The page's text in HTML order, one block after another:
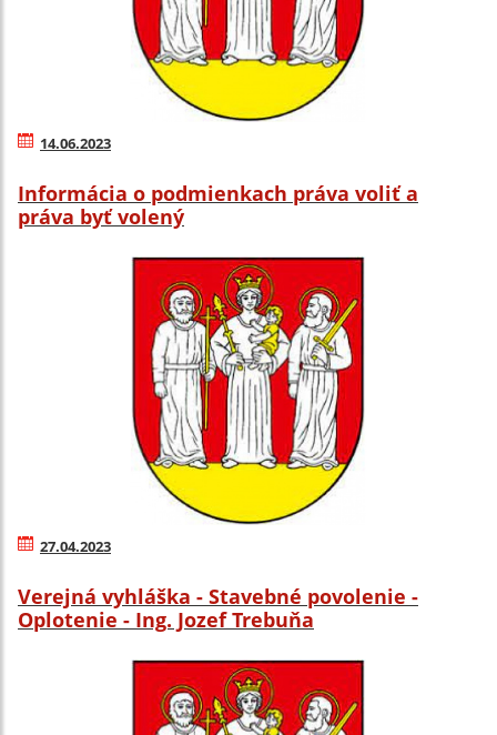
14.06.2023
Informácia o podmienkach práva voliť a
práva byť volený
27.04.2023
Verejná vyhláška - Stavebné povolenie -
Oplotenie - Ing. Jozef Trebuňa